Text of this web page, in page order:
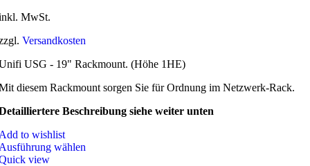
MwSt.
Versandkosten
USG - 19" Rackmount. (Höhe 1HE)
diesem Rackmount sorgen Sie für Ordnung im Netzwerk-Rack.
Beschreibung siehe weiter unten
to wishlist
wählen
view